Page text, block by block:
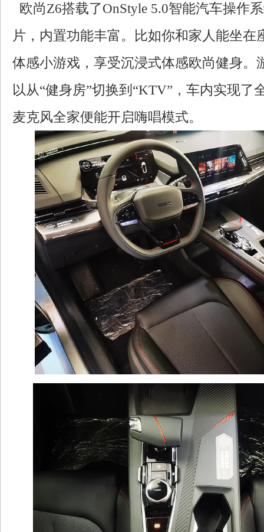
欧尚Z6搭载了OnStyle 5.0智能汽车操作
片，内置功能丰富。比如你和家人能坐在
体感小游戏，享受沉浸式体感欧尚健身。
以从“健身房”切换到“KTV”，车内实现了
麦克风全家便能开启嗨唱模式。